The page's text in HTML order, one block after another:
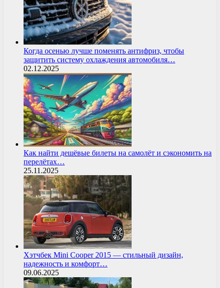
Когда осенью лучше поменять антифриз, чтобы
защитить систему охлаждения автомобиля…
02.12.2025
Как найти дешёвые билеты на самолёт и сэкономить на
перелётах…
25.11.2025
Хэтчбек Mini Cooper 2015 — стильный дизайн,
надежность и комфорт…
09.06.2025